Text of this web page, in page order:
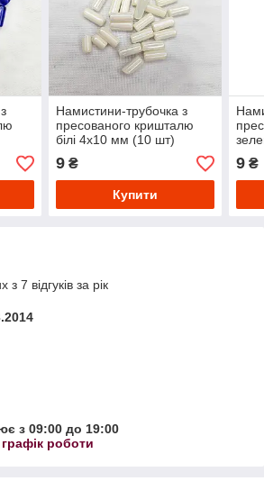
Намистини-трубочка з
пресованого кришталю
білі 4х10 мм (10 шт)
9₴
Купити
9 ₴
7 відгуків за рік
з 09:00 до 19:00
роботи